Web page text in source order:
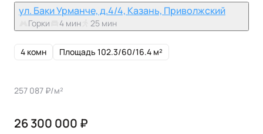
ул. Баки Урманче, д.4/4, Казань, Приволжский
Горки 4 мин 25 мин
4 комн Площадь 102.3/60/16.4 м²
257 087 ₽/м²
26 300 000 ₽